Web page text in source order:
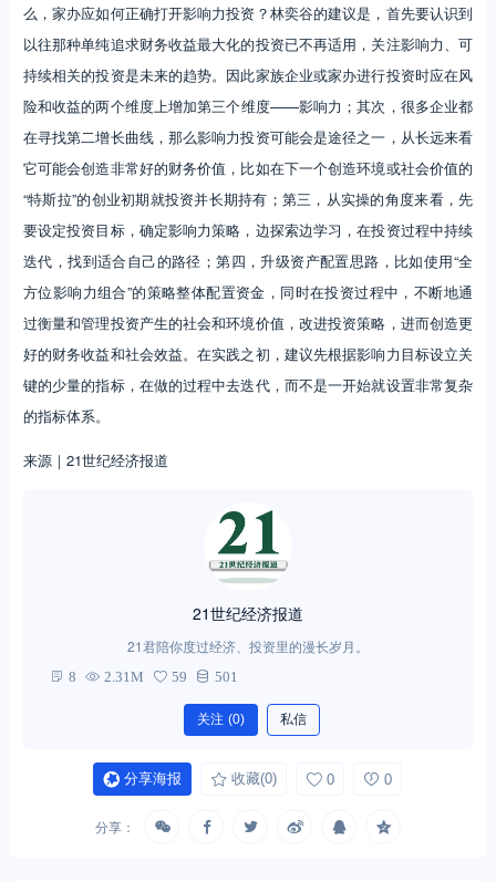
么，家办应如何正确打开影响力投资？林奕谷的建议是，首先要认识到
以往那种单纯追求财务收益最大化的投资已不再适用，关注影响力、可
持续相关的投资是未来的趋势。因此家族企业或家办进行投资时应在风
险和收益的两个维度上增加第三个维度——影响力；其次，很多企业都
在寻找第二增长曲线，那么影响力投资可能会是途径之一，从长远来看
它可能会创造非常好的财务价值，比如在下一个创造环境或社会价值的
“特斯拉”的创业初期就投资并长期持有；第三，从实操的角度来看，先
要设定投资目标，确定影响力策略，边探索边学习，在投资过程中持续
迭代，找到适合自己的路径；第四，升级资产配置思路，比如使用“全
方位影响力组合”的策略整体配置资金，同时在投资过程中，不断地通
过衡量和管理投资产生的社会和环境价值，改进投资策略，进而创造更
好的财务收益和社会效益。在实践之初，建议先根据影响力目标设立关
键的少量的指标，在做的过程中去迭代，而不是一开始就设置非常复杂
的指标体系。
来源｜21世纪经济报道
21世纪经济报道
21君陪你度过经济、投资里的漫长岁月。
8 2.31M 59 501
关注 (0) 私信
分享海报 收藏(0) 0 0
分享：